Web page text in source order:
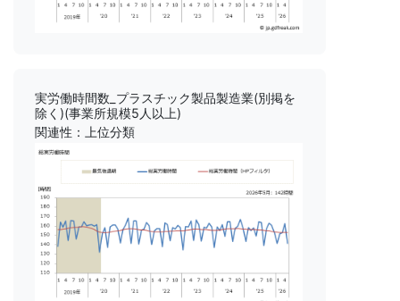
実労働時間数_プラスチック製品製造業(別掲を
除く)(事業所規模5人以上)
関連性：上位分類